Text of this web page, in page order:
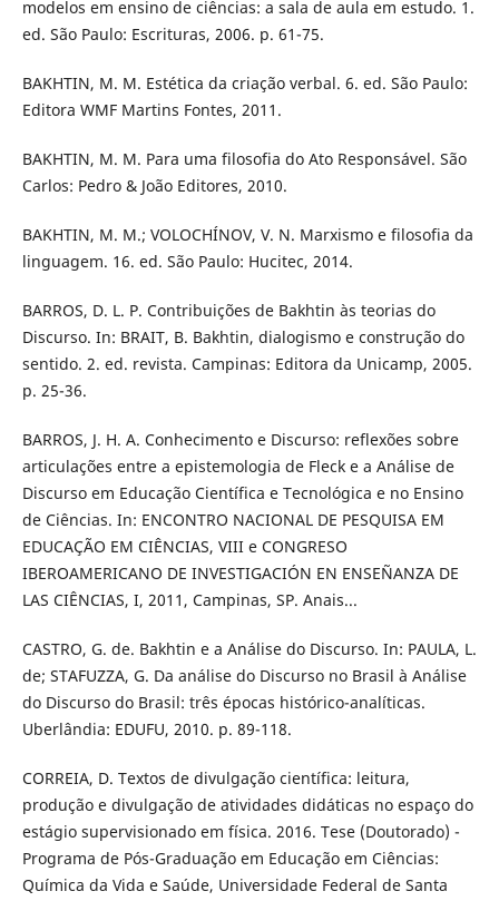
modelos em ensino de ciências: a sala de aula em estudo. 1.
ed. São Paulo: Escrituras, 2006. p. 61-75.
BAKHTIN, M. M. Estética da criação verbal. 6. ed. São Paulo:
Editora WMF Martins Fontes, 2011.
BAKHTIN, M. M. Para uma filosofia do Ato Responsável. São
Carlos: Pedro & João Editores, 2010.
BAKHTIN, M. M.; VOLOCHÍNOV, V. N. Marxismo e filosofia da
linguagem. 16. ed. São Paulo: Hucitec, 2014.
BARROS, D. L. P. Contribuições de Bakhtin às teorias do
Discurso. In: BRAIT, B. Bakhtin, dialogismo e construção do
sentido. 2. ed. revista. Campinas: Editora da Unicamp, 2005.
p. 25-36.
BARROS, J. H. A. Conhecimento e Discurso: reflexões sobre
articulações entre a epistemologia de Fleck e a Análise de
Discurso em Educação Científica e Tecnológica e no Ensino
de Ciências. In: ENCONTRO NACIONAL DE PESQUISA EM
EDUCAÇÃO EM CIÊNCIAS, VIII e CONGRESO
IBEROAMERICANO DE INVESTIGACIÓN EN ENSEÑANZA DE
LAS CIÊNCIAS, I, 2011, Campinas, SP. Anais...
CASTRO, G. de. Bakhtin e a Análise do Discurso. In: PAULA, L.
de; STAFUZZA, G. Da análise do Discurso no Brasil à Análise
do Discurso do Brasil: três épocas histórico-analíticas.
Uberlândia: EDUFU, 2010. p. 89-118.
CORREIA, D. Textos de divulgação científica: leitura,
produção e divulgação de atividades didáticas no espaço do
estágio supervisionado em física. 2016. Tese (Doutorado) -
Programa de Pós-Graduação em Educação em Ciências:
Química da Vida e Saúde, Universidade Federal de Santa